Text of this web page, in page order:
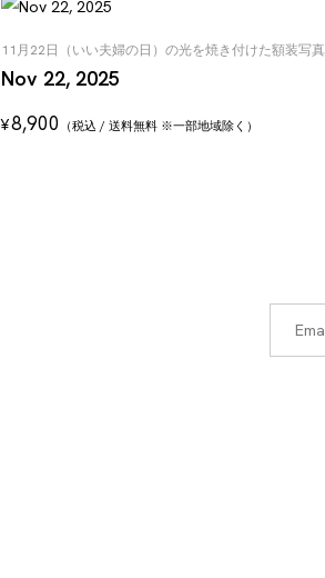
11月22日（いい夫婦の日）の光を焼き付けた額装写真
Nov 22, 2025
¥8,900 （税込 / 送料無料 ※一部地域除く）